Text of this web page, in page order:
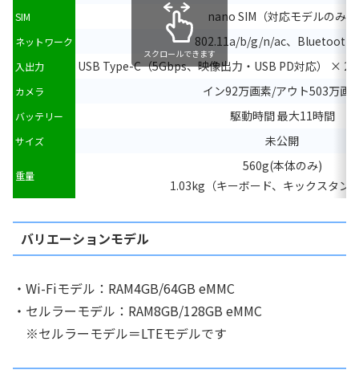
SIM nano SIM（対応モデルのみ）
ネットワーク 802.11a/b/g/n/ac、Bluetooth
入出力 USB Type-C（5Gbps、映像出力・USB PD対応） × 2
カメラ イン92万画素/アウト503万画
バッテリー 駆動時間 最大11時間
サイズ 未公開
重量
560g(本体のみ)
1.03kg（キーボード、キックスタン
スクロールできます
バリエーションモデル
・Wi-Fiモデル：RAM4GB/64GB eMMC
・セルラーモデル：RAM8GB/128GB eMMC
※セルラーモデル＝LTEモデルです